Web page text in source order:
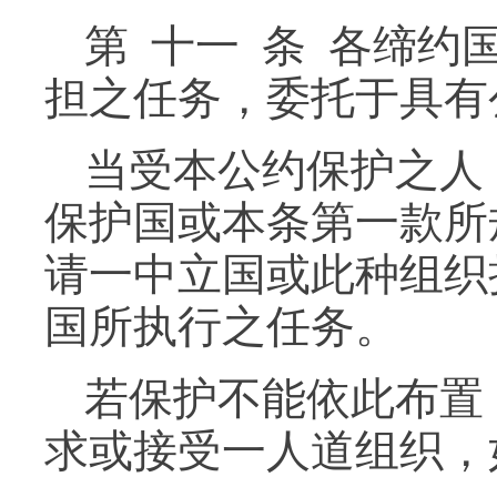
第 十一 条 各缔约
担之任务，委托于具
当受本公约保护之
保护国或本条第一款
请一中立国或此种组
国所执行之任务。
若保护不能依此布
求或接受一人道组织